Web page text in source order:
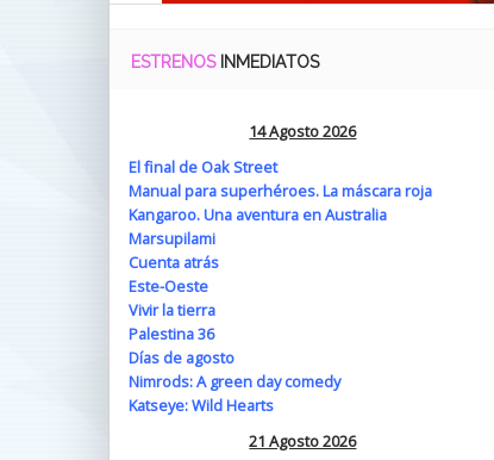
ESTRENOS INMEDIATOS
14 Agosto 2026
El final de Oak Street
Manual para superhéroes. La máscara roja
Kangaroo. Una aventura en Australia
Marsupilami
Cuenta atrás
Este-Oeste
Vivir la tierra
Palestina 36
Días de agosto
Nimrods: A green day comedy
Katseye: Wild Hearts
21 Agosto 2026